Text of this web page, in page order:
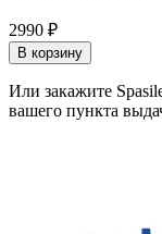
2990 ₽
В корзину
Или закажите
вашего пункта